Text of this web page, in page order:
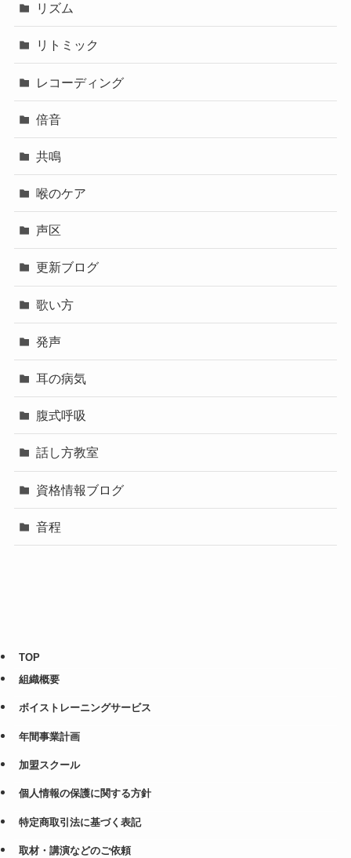
リズム
リトミック
レコーディング
倍音
共鳴
喉のケア
声区
更新ブログ
歌い方
発声
耳の病気
腹式呼吸
話し方教室
資格情報ブログ
音程
TOP
組織概要
ボイストレーニングサービス
年間事業計画
加盟スクール
個人情報の保護に関する方針
特定商取引法に基づく表記
取材・講演などのご依頼